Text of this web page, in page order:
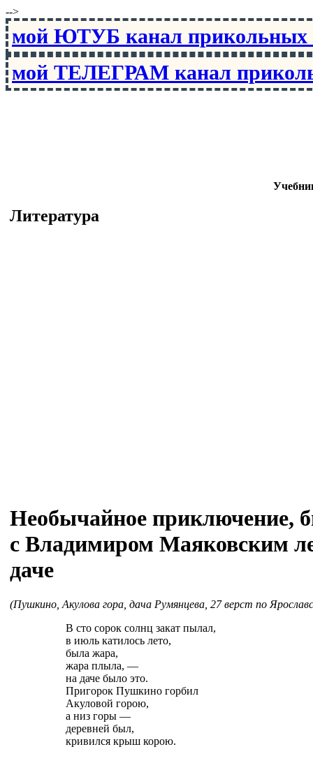
-->
мой ЮТУБ канал
мой ТЕЛЕГРАМ канал
Литература
Необычайное приключение,
с Владимиром Маяковским
даче
(Пушкино, Акулова гора, дача Румянцева, 27 верст по
В сто сорок солнц закат пылал,
в июль катилось лето,
была жара,
жара плыла, —
на даче было это.
Пригорок Пушкино горбил
Акуловой горою,
а низ горы —
деревней был,
кривился крыш корою.